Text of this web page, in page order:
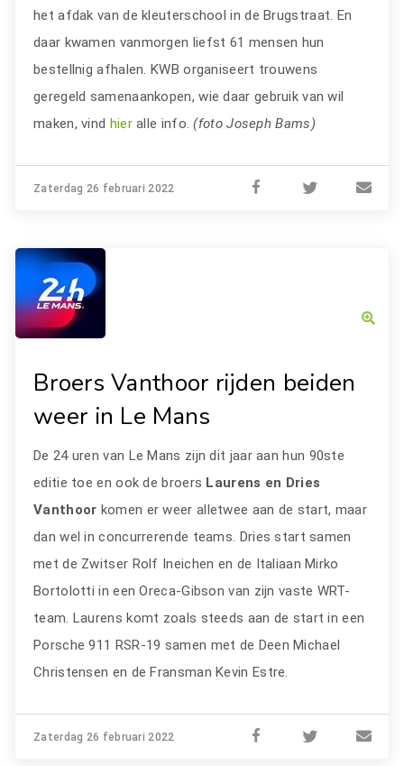
het afdak van de kleuterschool in de Brugstraat. En
daar kwamen vanmorgen liefst 61 mensen hun
bestellnig afhalen. KWB organiseert trouwens
geregeld samenaankopen, wie daar gebruik van wil
maken, vind hieralle info. (foto Joseph Bams)
Zaterdag 26 februari 2022
Broers Vanthoor rijden beiden
weer in Le Mans
De 24 uren van Le Mans zijn dit jaar aan hun 90ste
editie toe en ook de broers Laurens en Dries
Vanthoor komen er weer alletwee aan de start, maar
dan wel in concurrerende teams. Dries start samen
met de Zwitser Rolf Ineichen en de Italiaan Mirko
Bortolotti in een Oreca-Gibson van zijn vaste WRT-
team. Laurens komt zoals steeds aan de start in een
Porsche 911 RSR-19 samen met de Deen Michael
Christensen en de Fransman Kevin Estre.
Zaterdag 26 februari 2022